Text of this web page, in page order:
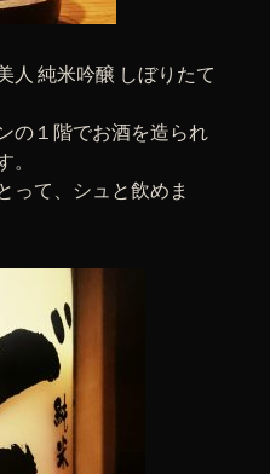
人 純米吟醸 しぼりたて
の１階でお酒を造られ
って、シュと飲めま